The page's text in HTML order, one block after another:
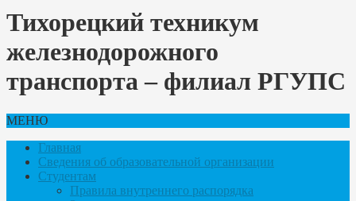
Тихорецкий техникум
железнодорожного
транспорта – филиал РГУПС
МЕНЮ
Главная
Сведения об образовательной организации
Студентам
Правила внутреннего распорядка